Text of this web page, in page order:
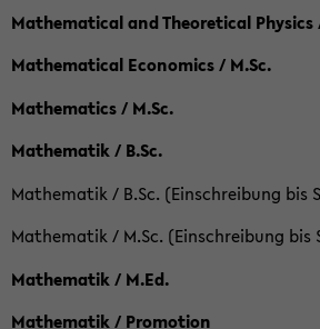
Mathematical and Theoretical Physics
Mathematical Economics / M.Sc.
Mathematics / M.Sc.
Mathematik / B.Sc.
Mathematik / B.Sc. (Einschreibung bis
Mathematik / M.Sc. (Einschreibung bis
Mathematik / M.Ed.
Mathematik / Promotion